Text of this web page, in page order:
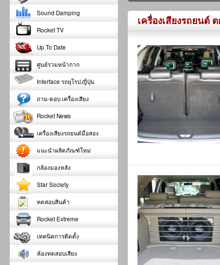
เครื่องเสียงรถยนต์
Sound Damping
Rocket TV
Up To Date
ศูนย์รวมหน้ากาก
Interface รถยุโรป,ญี่ปุ่น
ถาม-ตอบ เครื่องเสียง
Rocket News
เครื่องเสียงรถยนต์มือสอง
แนะนำผลิตภัณฑ์ใหม่
กล้องมองหลัง
Star Society
ทดสอบสินค้า
Rocket Extreme
เทคนิคการติดตั้ง
ห้องทดสอบเสียง